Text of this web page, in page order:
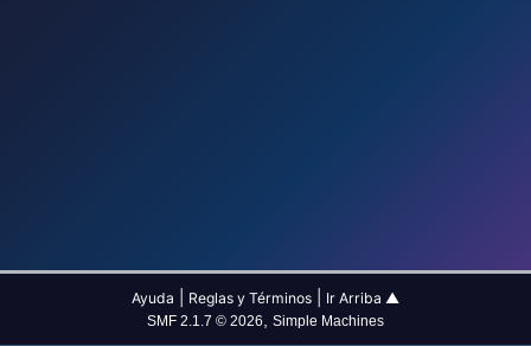
Ayuda Reglas y Términos Ir Arriba ▲
SMF 2.1.7 © 2026, Simple Machines